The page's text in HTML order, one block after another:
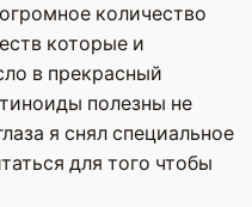
количество
которые и
в прекрасный
полезны не
я снял специальное
для того чтобы